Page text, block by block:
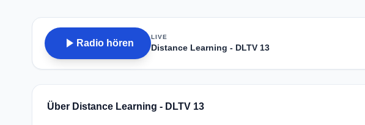
play_arrow Radio hören
LIVE
Distance Learning - DLTV 13
Über Distance Learning - DLTV 13